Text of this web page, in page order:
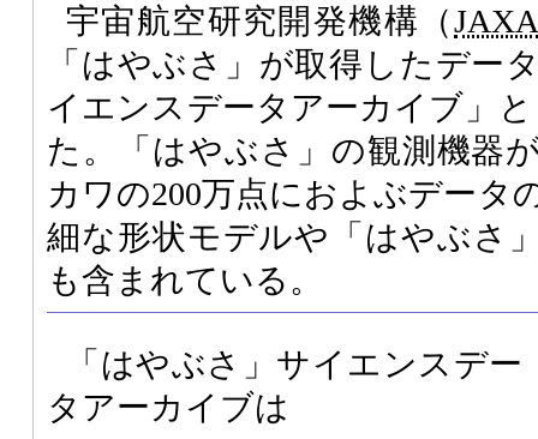
宇宙航空研究開発機構（
「はやぶさ」が取得したデー
イエンスデータアーカイブ」
た。「はやぶさ」の観測機器
カワの200万点におよぶデータ
細な形状モデルや「はやぶさ
も含まれている。
「はやぶさ」サイエンスデー
タアーカイブは